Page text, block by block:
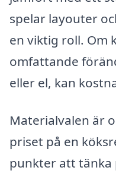
spelar layouter
en viktig roll. Om
omfattande
eller el, kan
Materialvalen är
priset på en
punkter att tänka